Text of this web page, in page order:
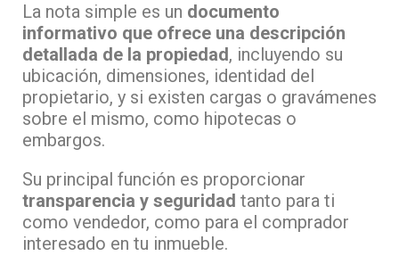
La nota simple es un documento
informativo que ofrece una descripción
detallada de la propiedad, incluyendo su
ubicación, dimensiones, identidad del
propietario, y si existen cargas o gravámenes
sobre el mismo, como hipotecas o
embargos.
Su principal función es proporcionar
transparencia y seguridad tanto para ti
como vendedor, como para el comprador
interesado en tu inmueble.